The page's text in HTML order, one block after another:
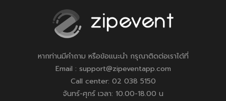
หากท่านมีคำถาม หรือข้อแนะนำ กรุณาติดต่อเราได้ที่
Email : support@zipeventapp.com
Call center: 02 038 5150
จันทร์-ศุกร์ เวลา: 10.00-18.00 น